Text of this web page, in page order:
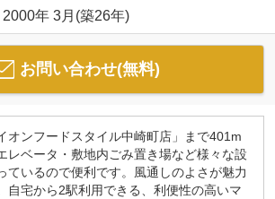
2000年 3月(築26年)
お問い合わせ(無料)
オンフードスタイル中崎町店」まで401m
レベータ・敷地内ごみ置き場など様々な設
ているので便利です。風通しのよさが魅力
自宅から2駅利用できる、利便性の高いマ